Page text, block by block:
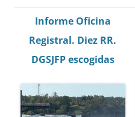
Informe Oficina
Registral. Diez RR.
DGSJFP escogidas